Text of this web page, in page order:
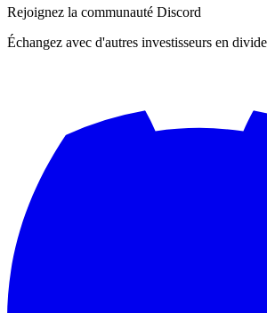
Rejoignez la communauté Discord
Échangez avec d'autres investisseurs en